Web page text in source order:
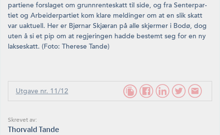
partiene forslaget om grunnrenteskatt til side, og fra Senterpar­
tiet og Arbeider­partiet kom klare meldinger om at en slik skatt
var uaktuell. Her er Bjørnar Skjæran på alle skjermer i Bodø, dog
uten å si et pip om at regjeringen hadde bestemt seg for en ny
lakseskatt. (Foto: Therese Tande)
Utgave nr. 11/12
Skrevet av:
Thorvald Tande